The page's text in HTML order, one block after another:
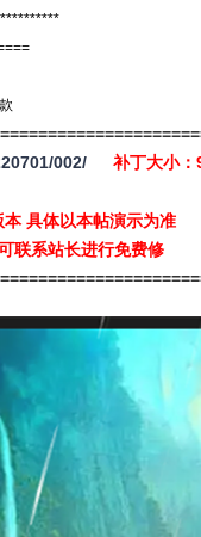
002/ 补丁大
具体以本帖演示为准
联系站长进行免费修